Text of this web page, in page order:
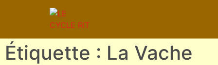
Étiquette : La Vache